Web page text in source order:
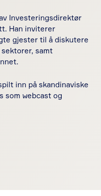
Investeringsdirektør
Han inviterer
gjester til å diskutere
samt
inn på skandinaviske
som webcast og